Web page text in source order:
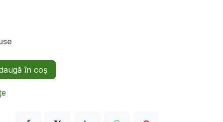
în coș